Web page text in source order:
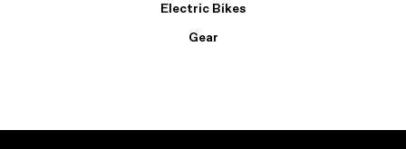
Electric Bikes
Gear